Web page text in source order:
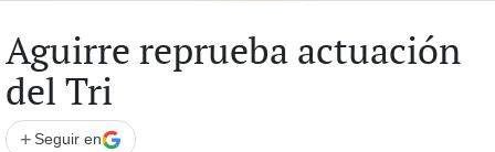
Aguirre reprueba actuación
del Tri
+ Seguir en